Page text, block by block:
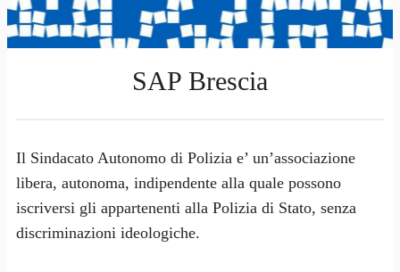
SAP Brescia
Il Sindacato Autonomo di Polizia e’ un’associazione
libera, autonoma, indipendente alla quale possono
iscriversi gli appartenenti alla Polizia di Stato, senza
discriminazioni ideologiche.